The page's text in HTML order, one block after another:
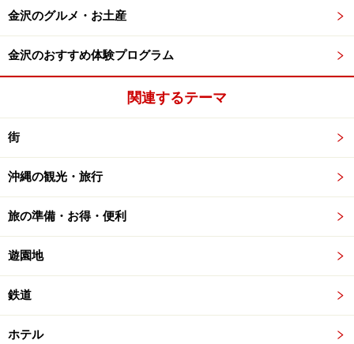
金沢のグルメ・お土産
金沢のおすすめ体験プログラム
関連するテーマ
街
沖縄の観光・旅行
旅の準備・お得・便利
遊園地
鉄道
ホテル